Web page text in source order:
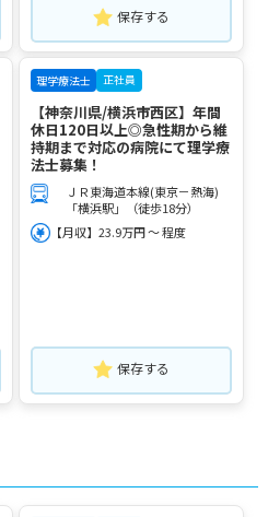
保存する
理学療法士 正社員
【神奈川県/横浜市西区】年間
休日120日以上◎急性期から維
持期まで対応の病院にて理学療
法士募集！
ＪＲ東海道本線(東京－熱海)
「横浜駅」（徒歩18分）
【月収】23.9万円 ～ 程度
保存する